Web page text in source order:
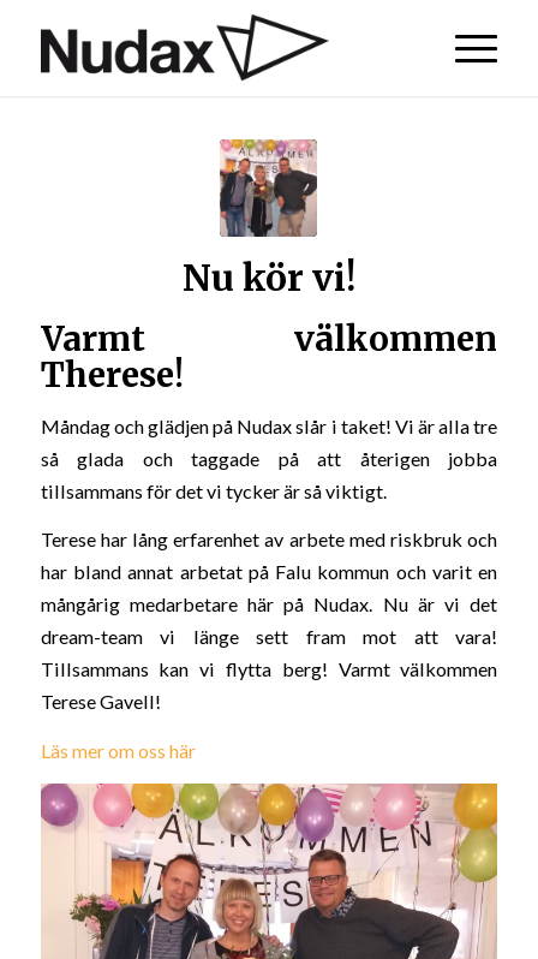
Nu kör vi!
Varmt välkommen
Therese!
Måndag och glädjen på Nudax slår i taket! Vi är alla tre
så glada och taggade på att återigen jobba
tillsammans för det vi tycker är så viktigt.
Terese har lång erfarenhet av arbete med riskbruk och
har bland annat arbetat på Falu kommun och varit en
mångårig medarbetare här på Nudax. Nu är vi det
dream-team vi länge sett fram mot att vara!
Tillsammans kan vi flytta berg! Varmt välkommen
Terese Gavell!
Läs mer om oss här